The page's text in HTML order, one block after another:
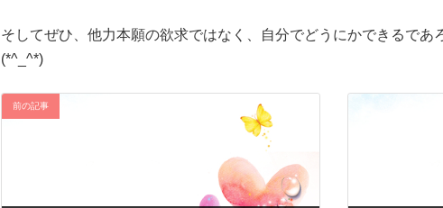
そしてぜひ、他力本願の欲求ではなく、自分でどうにかできるであ
(*^_^*)
前の記事